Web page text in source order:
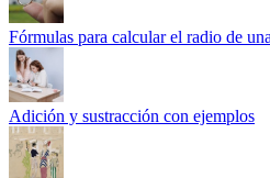
Fórmulas para calcular el radio de
Adición y sustracción con ejemplos